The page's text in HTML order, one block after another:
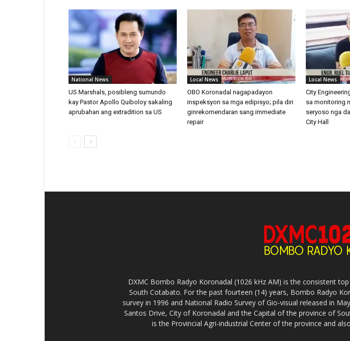
National News
US Marshals, posibleng sumundo
kay Pastor Apollo Quiboloy sakaling
aprubahan ang extradition sa US
Local News
OBO Koronadal nagapadayon
inspeksyon sa mga edipisyo; pila diri
ginrekomendaran sang immediate
repair
Local News
City
sa monitoring
seryoso nga
City Hall
DXMC Bombo Radyo Koronadal (1026 kHz AM) is the consistent
South Cotabato. For the past fourteen (14) years, Bombo Radyo
survey in 1996 and National Radio Survey of Gio-visual released in
Santos Drive, City of Koronadal and the Capital of the province of
is the Provincial Agri-industrial Center of the province and